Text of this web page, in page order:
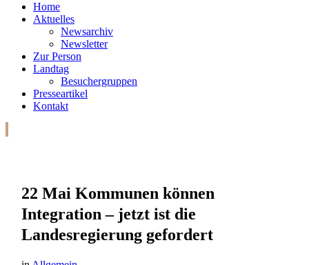
Home
Aktuelles
Newsarchiv
Newsletter
Zur Person
Landtag
Besuchergruppen
Presseartikel
Kontakt
22 Mai Kommunen können
Integration – jetzt ist die
Landesregierung gefordert